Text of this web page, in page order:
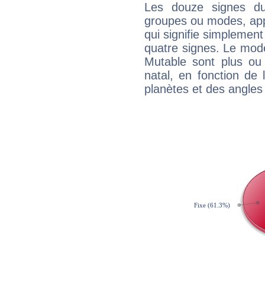
Les douze signes
groupes ou modes,
qui signifie
quatre signes. Le
Mutable sont plus
natal, en fonction de
planètes et des